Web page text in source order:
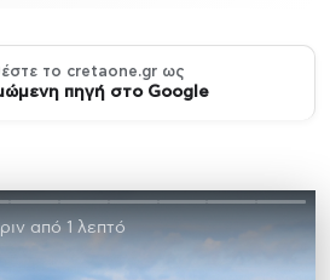
το cretaone.gr ως
πηγή στο Google
από 1 λεπτό